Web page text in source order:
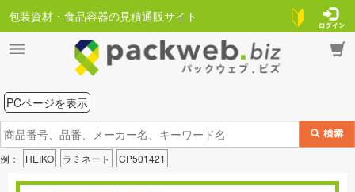
包装資材・食品容器の見積通販サイト
PCページを表示
例： HEIKO ラミネート CP501421